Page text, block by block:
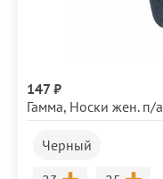
147 ₽
Гамма, Носки жен. п/а
Черный